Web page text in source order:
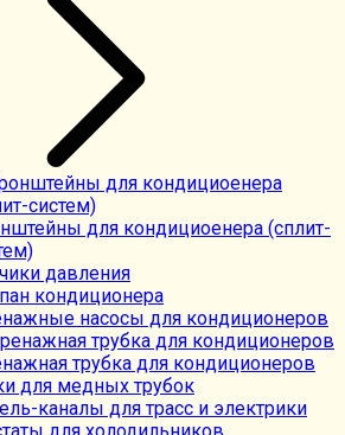
для кондициоенера (сплит-
давления
кондиционера
насосы для кондиционеров
трубка для кондиционеров
для медных трубок
каналы для трасс и электрики